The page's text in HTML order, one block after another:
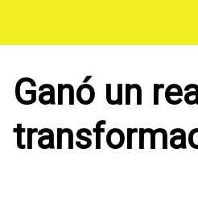
contenido
Ganó un